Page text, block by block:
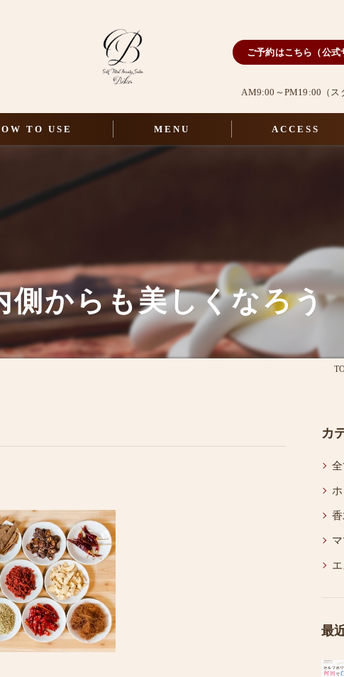
ご予約はこちら（公式
AM9:00～PM19:00（ス
TO USE MENU
選べるマシン一覧
セルフホワイトニング
パリジェンヌフレグランス
黄土よもぎ＆ハーブ蒸し
まつ毛エクステ&まつ毛パーマ&眉毛スタイリ
ACCESS
側からも美しくなろう
カ
最